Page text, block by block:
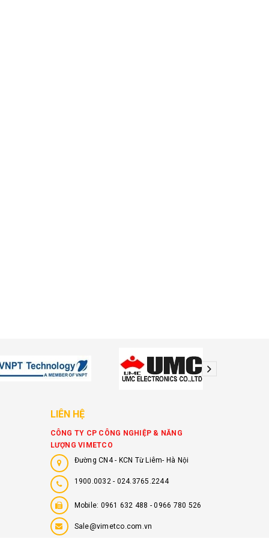
LIÊN HỆ
CÔNG TY CP CÔNG NGHIỆP & NĂNG
LƯỢNG VIMETCO
Đường CN4 - KCN Từ Liêm- Hà Nội
1900.0032 - 024.3765.2244
Mobile: 0961 632 488 - 0966 780 526
Sale@vimetco.com.vn